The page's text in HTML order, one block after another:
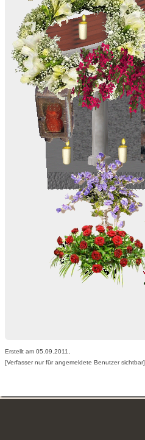
Erstellt am 05.09.2011,
[Verfasser nur für angemeldete Benutzer sichtbar]